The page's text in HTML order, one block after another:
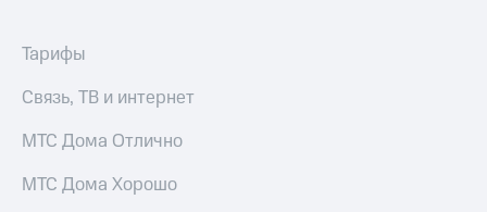
Тарифы
Связь, ТВ и интернет
МТС Дома Отлично
МТС Дома Хорошо